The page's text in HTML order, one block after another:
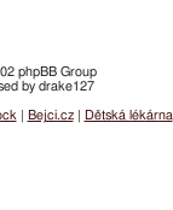
phpBB Group
by drake127
Bejci.cz| Dětská lékárna